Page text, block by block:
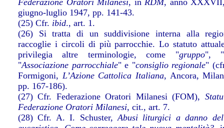
Federazione Oratori Milanesi, in RDM, anno
giugno-luglio 1947, pp. 141-43.
(25) Cfr. ibid., art. 1.
(26) Si tratta di un suddivisione interna alla
raccoglie i circoli di più parrocchie. Lo statuto
privilegia altre terminologie, come "gruppo", "
"Associazione parrocchiale" e "consiglio regionale"
Formigoni, L’Azione Cattolica Italiana, Ancora,
pp. 167-186).
(27) Cfr. Federazione Oratori Milanesi (FOM),
Federazione Oratori Milanesi, cit., art. 7.
(28) Cfr. A. I. Schuster, Abusi liturgici a danno